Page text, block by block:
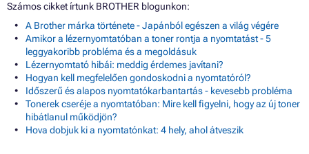
Számos cikket írtunk BROTHER blogunkon:
A Brother márka története - Japánból egészen a világ végére
Amikor a lézernyomtatóban a toner rontja a nyomtatást - 5
leggyakoribb probléma és a megoldásuk
Lézernyomtató hibái: meddig érdemes javítani?
Hogyan kell megfelelően gondoskodni a nyomtatóról?
Időszerű és alapos nyomtatókarbantartás - kevesebb probléma
Tonerek cseréje a nyomtatóban: Mire kell figyelni, hogy az új toner
hibátlanul működjön?
Hova dobjuk ki a nyomtatónkat: 4 hely, ahol átveszik